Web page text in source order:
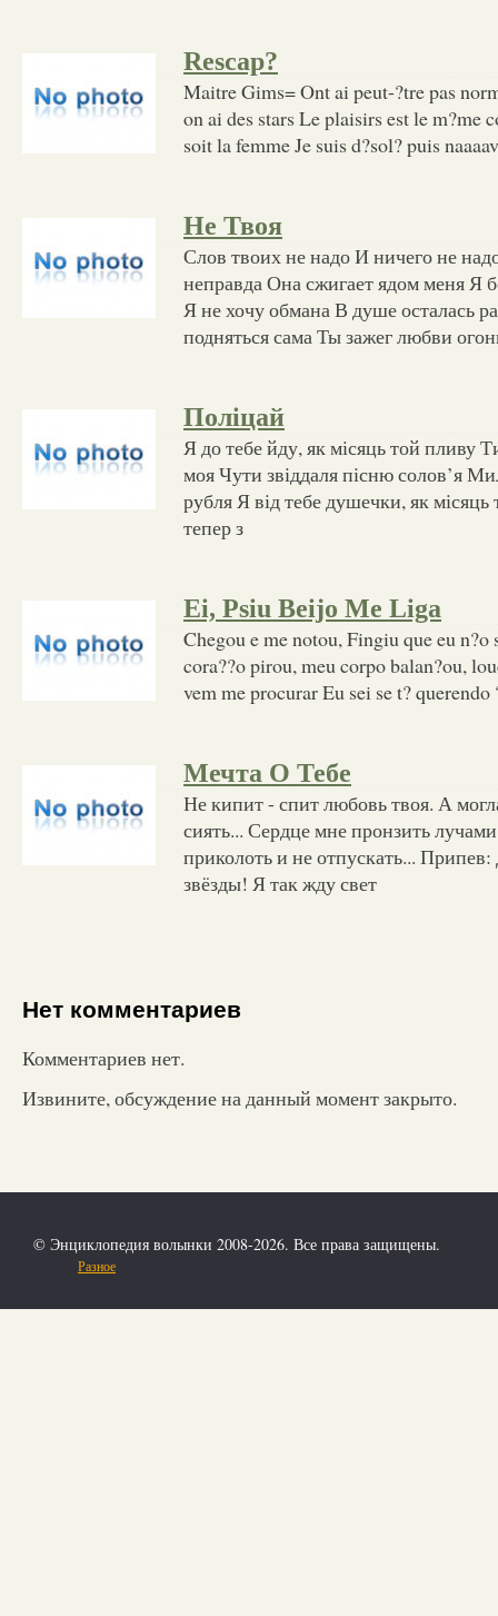
Rescap?
Maitre Gims= Ont ai peut-?tre pas
on ai des stars Le plaisirs est le m?me
soit la femme Je suis d?sol? puis
Не Твоя
Слов твоих не надо И ничего не
неправда Она сжигает ядом меня Я
Я не хочу обмана В душе осталась
подняться сама Ты зажег любви
Поліцай
Я до тебе йду, як місяць той пливу
моя Чути звіддаля пісню солов’я
рубля Я від тебе душечки, як
тепер з
Ei, Psiu Beijo Me Liga
Chegou e me notou, Fingiu que eu n?o
cora??o pirou, meu corpo balan?ou,
vem me procurar Eu sei se t?
Мечта О Тебе
Не кипит - спит любовь твоя. А
сиять... Сердце мне пронзить
приколоть и не отпускать...
звёзды! Я так жду свет
Нет комментариев
Комментариев нет.
Извините, обсуждение на данный момент закрыто.
© Энциклопедия волынки 2008-2026. Все права защищены.
Разное